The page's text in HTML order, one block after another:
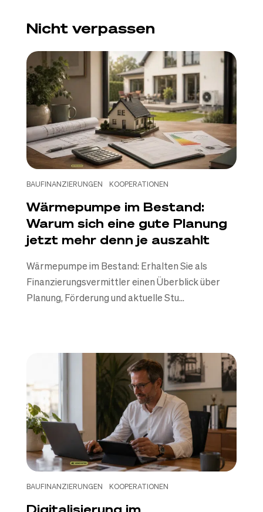
Nicht verpassen
BAUFINANZIERUNGEN KOOPERATIONEN
Wärmepumpe im Bestand:
Warum sich eine gute Planung
jetzt mehr denn je auszahlt
Wärmepumpe im Bestand: Erhalten Sie als
Finanzierungsvermittler einen Überblick über
Planung, Förderung und aktuelle Stu...
BAUFINANZIERUNGEN KOOPERATIONEN